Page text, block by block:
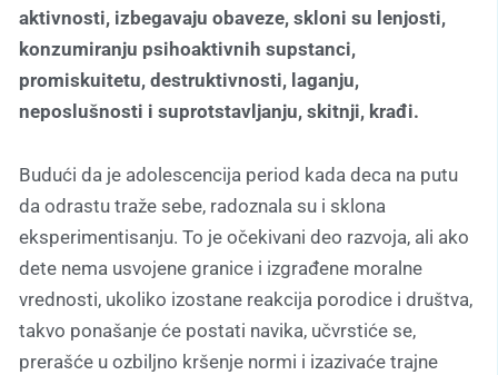
aktivnosti, izbegavaju obaveze, skloni su lenjosti,
konzumiranju psihoaktivnih supstanci,
promiskuitetu, destruktivnosti, laganju,
neposlušnosti i suprotstavljanju, skitnji, krađi.
Budući da je adolescencija period kada deca na putu
da odrastu traže sebe, radoznala su i sklona
eksperimentisanju. To je očekivani deo razvoja, ali ako
dete nema usvojene granice i izgrađene moralne
vrednosti, ukoliko izostane reakcija porodice i društva,
takvo ponašanje će postati navika, učvrstiće se,
prerašće u ozbiljno kršenje normi i izazivaće trajne